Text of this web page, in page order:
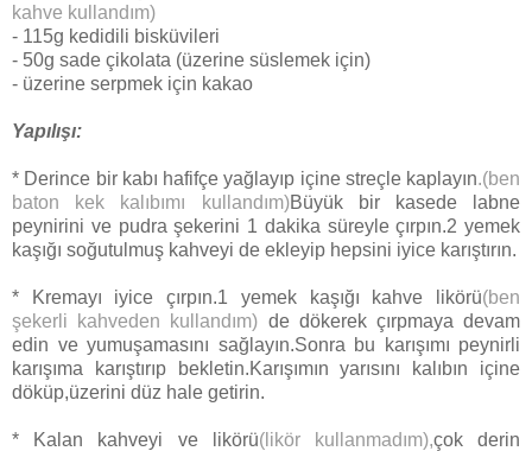
kahve kullandım)
- 115g kedidili bisküvileri
- 50g sade çikolata (üzerine süslemek için)
- üzerine serpmek için kakao
Yapılışı:
* Derince bir kabı hafifçe yağlayıp içine streçle kaplayın.(ben
baton kek kalıbımı kullandım)Büyük bir kasede labne
peynirini ve pudra şekerini 1 dakika süreyle çırpın.2 yemek
kaşığı soğutulmuş kahveyi de ekleyip hepsini iyice karıştırın.
* Kremayı iyice çırpın.1 yemek kaşığı kahve likörü(ben
şekerli kahveden kullandım) de dökerek çırpmaya devam
edin ve yumuşamasını sağlayın.Sonra bu karışımı peynirli
karışıma karıştırıp bekletin.Karışımın yarısını kalıbın içine
döküp,üzerini düz hale getirin.
* Kalan kahveyi ve likörü(likör kullanmadım),çok derin